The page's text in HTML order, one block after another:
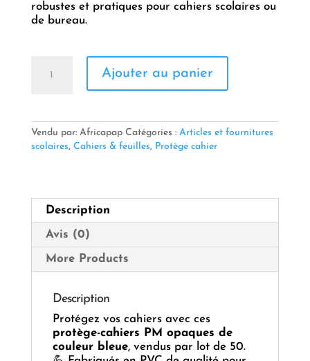
robustes et pratiques pour cahiers scolaires ou
de bureau.
Opaque
PQ/50
Ajouter au panier
Vendu par: Africapap Catégories : Articles et fournitures
scolaires, Cahiers & feuilles, Protège cahier
Description
Avis (0)
More Products
Description
Protégez vos cahiers avec ces
protège-cahiers PM opaques de
couleur bleue, vendus par lot de 50.